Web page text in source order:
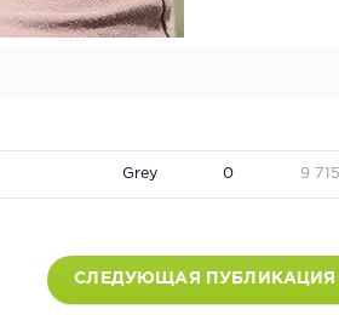
Grey 0 9
СЛЕДУЮЩАЯ ПУБЛИКАЦИЯ